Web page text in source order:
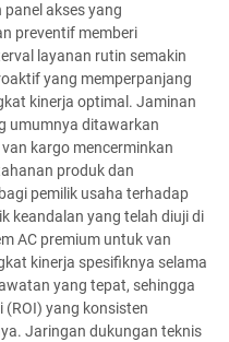
akses yang
preventif memberi
layanan rutin semakin
yang memperpanjang
kinerja optimal. Jaminan
umumnya ditawarkan
kargo mencerminkan
produk dan
pemilik usaha terhadap
keandalan yang telah diuji di
AC premium untuk van
kinerja spesifiknya selama
yang tepat, sehingga
(ROI) yang konsisten
Jaringan dukungan teknis